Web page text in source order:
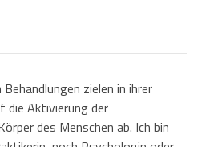
zielen in ihrer
die Aktivierung der
des Menschen ab. Ich bin